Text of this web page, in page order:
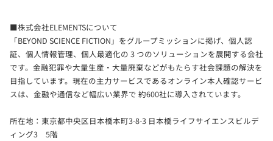
■株式会社ELEMENTSについて
「BEYOND SCIENCE FICTION」をグループミッションに掲げ、個人認
証、個人情報管理、個人最適化の 3 つのソリューションを展開する会社
です。金融犯罪や大量生産・大量廃棄などがもたらす社会課題の解決を
目指しています。現在の主力サービスであるオンライン本人確認サービ
スは、金融や通信など幅広い業界で 約600社に導入されています。
所在地：東京都中央区日本橋本町3-8-3 日本橋ライフサイエンスビルデ
ィング3 5階